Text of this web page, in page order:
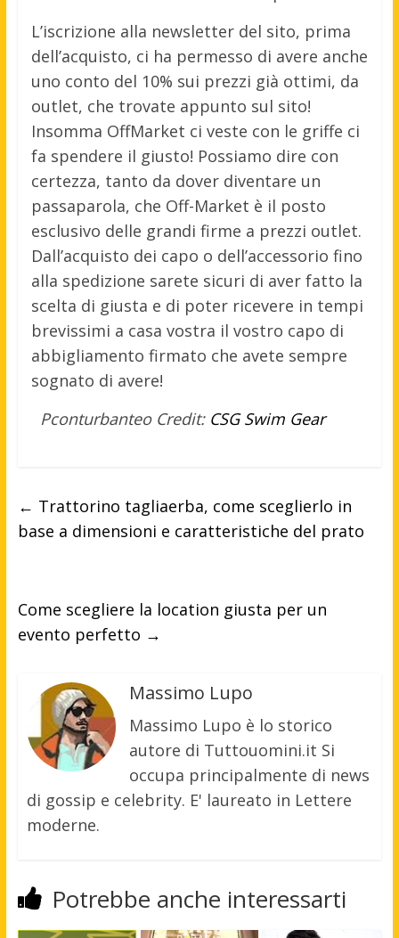
L’iscrizione alla newsletter del sito, prima
dell’acquisto, ci ha permesso di avere anche
uno conto del 10% sui prezzi già ottimi, da
outlet, che trovate appunto sul sito!
Insomma OffMarket ci veste con le griffe ci
fa spendere il giusto! Possiamo dire con
certezza, tanto da dover diventare un
passaparola, che Off-Market è il posto
esclusivo delle grandi firme a prezzi outlet.
Dall’acquisto dei capo o dell’accessorio fino
alla spedizione sarete sicuri di aver fatto la
scelta di giusta e di poter ricevere in tempi
brevissimi a casa vostra il vostro capo di
abbigliamento firmato che avete sempre
sognato di avere!
Pconturbanteo Credit: CSG Swim Gear
← Trattorino tagliaerba, come sceglierlo in
base a dimensioni e caratteristiche del prato
Come scegliere la location giusta per un
evento perfetto →
Massimo Lupo
Massimo Lupo è lo storico
autore di Tuttouomini.it Si
occupa principalmente di news
di gossip e celebrity. E' laureato in Lettere
moderne.
Potrebbe anche interessarti